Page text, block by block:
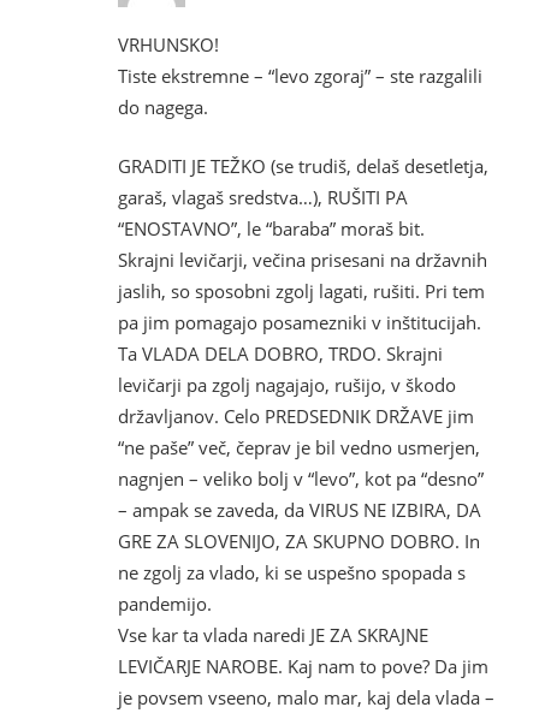
VRHUNSKO!
Tiste ekstremne – “levo zgoraj” – ste razgalili
do nagega.
GRADITI JE TEŽKO (se trudiš, delaš desetletja,
garaš, vlagaš sredstva…), RUŠITI PA
“ENOSTAVNO”, le “baraba” moraš bit.
Skrajni levičarji, večina prisesani na državnih
jaslih, so sposobni zgolj lagati, rušiti. Pri tem
pa jim pomagajo posamezniki v inštitucijah.
Ta VLADA DELA DOBRO, TRDO. Skrajni
levičarji pa zgolj nagajajo, rušijo, v škodo
državljanov. Celo PREDSEDNIK DRŽAVE jim
“ne paše” več, čeprav je bil vedno usmerjen,
nagnjen – veliko bolj v “levo”, kot pa “desno”
– ampak se zaveda, da VIRUS NE IZBIRA, DA
GRE ZA SLOVENIJO, ZA SKUPNO DOBRO. In
ne zgolj za vlado, ki se uspešno spopada s
pandemijo.
Vse kar ta vlada naredi JE ZA SKRAJNE
LEVIČARJE NAROBE. Kaj nam to pove? Da jim
je povsem vseeno, malo mar, kaj dela vlada –